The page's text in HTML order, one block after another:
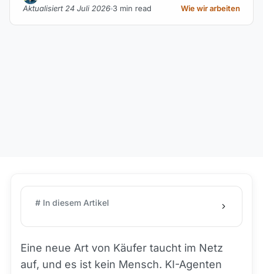
Aktualisiert 24 Juli 2026 3 min read Wie wir arbeiten
# In diesem Artikel
Eine neue Art von Käufer taucht im Netz
auf, und es ist kein Mensch. KI-Agenten